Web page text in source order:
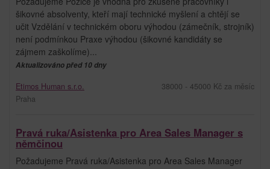
šikovné absolventy, kteří mají technické myšlení a chtějí se
učit Vzdělání v technickém oboru výhodou (zámečník, strojník)
není podmínkou Praxe výhodou (šikovné kandidáty se
zájmem zaškolíme)...
Aktualizováno před 10 dny
Etimos Human s.r.o.
Praha
38000 - 45000 Kč za měsíc
Pravá ruka/Asistenka pro Area Sales Manager s
němčinou
Požadujeme Pravá ruka/Asistenka pro Area Sales Manager